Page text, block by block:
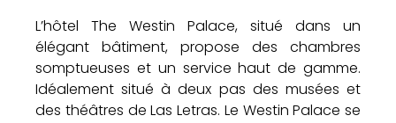
L’hôtel The Westin Palace, situé dans un
élégant bâtiment, propose des chambres
somptueuses et un service haut de gamme.
Idéalement situé à deux pas des musées et
des théâtres de Las Letras. Le Westin Palace se